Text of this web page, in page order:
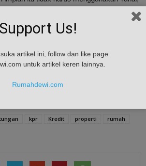
fasilitas yang diberikan oleh KPR. Anda
sampai mapan untuk memiliki Rumah.
Uang Muka KPR dengan Mudah
kpr Kredit properti
rumah
Support Us!
artikel ini, follow dan like page
untuk artikel keren lainnya.
Rumahdewi.com